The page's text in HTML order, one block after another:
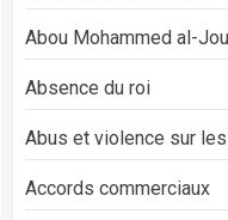
Abou Mohammed al-
Absence du roi
Abus et violence sur
Accords commerciaux